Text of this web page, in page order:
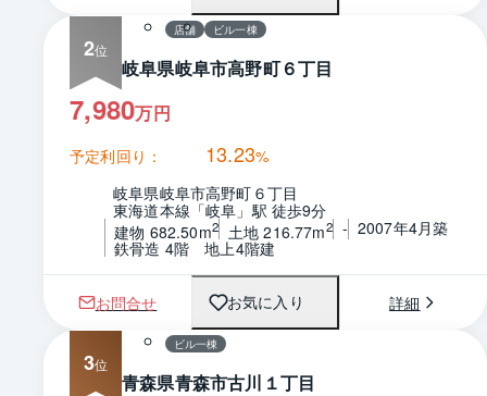
2
店舗 ビル一棟
岐阜県岐阜市高野町６丁目
7,980万円
予定利回り： 13.23%
岐阜県岐阜市高野町６丁目
東海道本線「岐阜」駅 徒歩9分
建物 682.50m2 土地 216.77m2 - 2007年4月築
鉄骨造 4階　地上4階建
お問合せ お気に入り 詳細
1 / 0
3
ビル一棟
青森県青森市古川１丁目